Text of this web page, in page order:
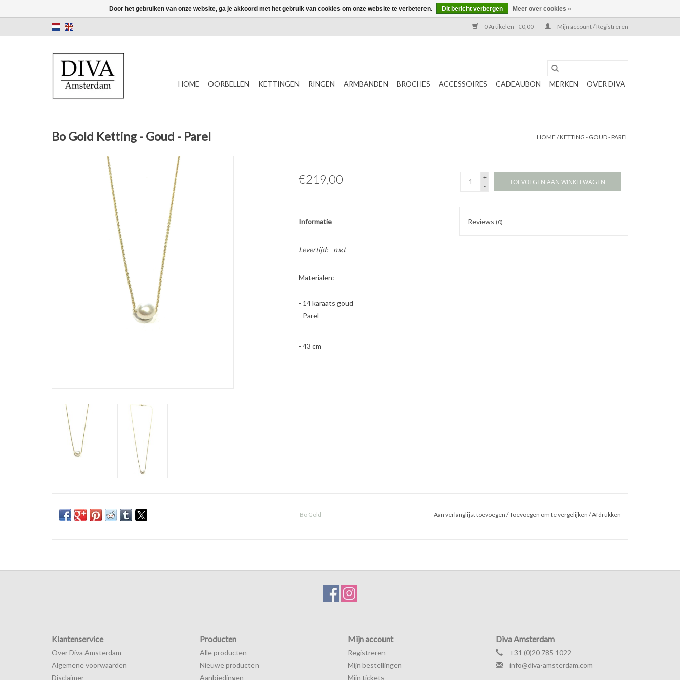
0 Artikelen - €0,00 Mijn account / Registreren
HOME OORBELLEN KETTINGEN RINGEN ARMBANDEN BROCHES ACCESSOIRES CADEAUBON MERKEN OVER DIVA
Bo Gold Ketting - Goud - Parel HOME /KETTING - GOUD - PAREL
€219,00
+
-
TOEVOEGEN AAN WINKELWAGEN
Informatie Reviews (0)
Levertijd: n.v.t
Materialen:
- 14 karaats goud
- Parel
- 43 cm
Bo Gold Aan verlanglijst toevoegen /Toevoegen om te vergelijken /Afdrukken
Klantenservice
Over Diva Amsterdam
Algemene voorwaarden
Disclaimer
Producten
Alle producten
Nieuwe producten
Aanbiedingen
Mijn account
Registreren
Mijn bestellingen
Mijn tickets
Diva Amsterdam
+31 (0)20 785 1022
info@diva-amsterdam.com
Door het gebruiken van onze website, ga je akkoord met het gebruik van cookies om onze website te verbeteren. Dit bericht verbergen Meer over cookies »